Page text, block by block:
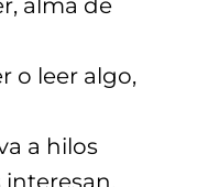
alma de
o leer algo,
a hilos